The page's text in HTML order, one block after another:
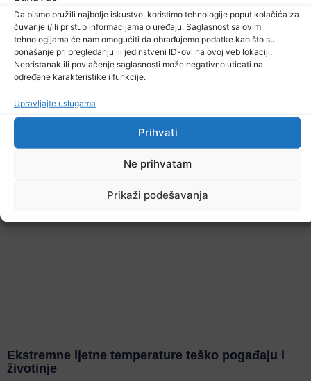
Da bismo pružili najbolje iskustvo, koristimo tehnologije poput kolačića za
čuvanje i/ili pristup informacijama o uređaju. Saglasnost sa ovim
tehnologijama će nam omogućiti da obrađujemo podatke kao što su
ponašanje pri pregledanju ili jedinstveni ID-ovi na ovoj veb lokaciji.
Nepristanak ili povlačenje saglasnosti može negativno uticati na
određene karakteristike i funkcije.
Upravljajte uslugama
Prihvati
Ne prihvatam
Prikaži podešavanja
Ekstremne ljetne temperature teško pogađaju i
životinje